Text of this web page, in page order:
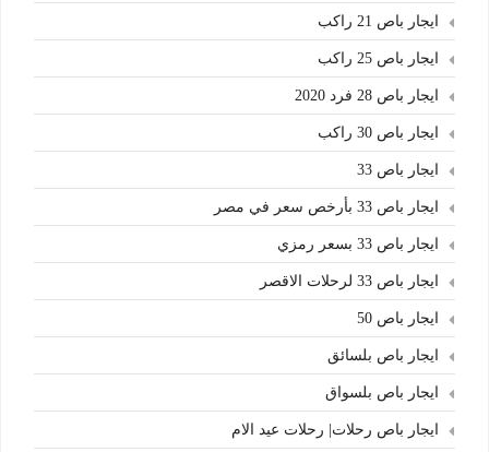
ايجار باص 21 راكب
ايجار باص 25 راكب
ايجار باص 28 فرد 2020
ايجار باص 30 راكب
ايجار باص 33
ايجار باص 33 بأرخص سعر في مصر
ايجار باص 33 بسعر رمزي
ايجار باص 33 لرحلات الاقصر
ايجار باص 50
ايجار باص بلسائق
ايجار باص بلسواق
ايجار باص رحلات| رحلات عيد الام